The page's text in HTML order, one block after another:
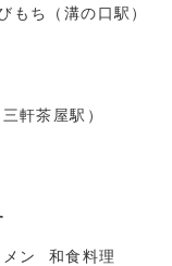
ち（溝の口駅）
軒茶屋駅）
ン
和食料理